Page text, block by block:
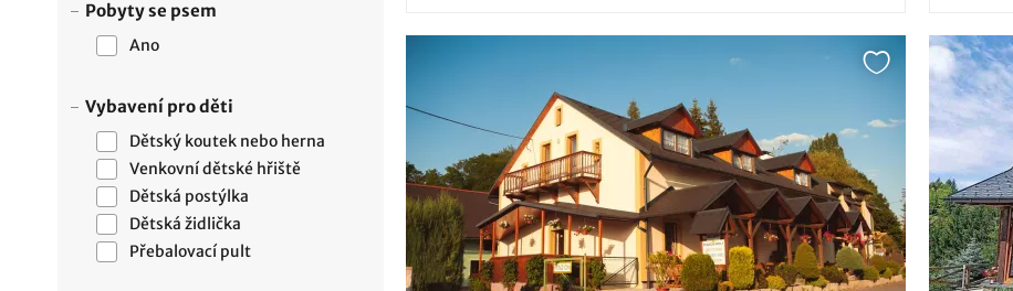
Pobyty se psem
Ano
Vybavení pro děti
Dětský koutek nebo herna
Venkovní dětské hřiště
Dětská postýlka
Dětská židlička
Přebalovací pult